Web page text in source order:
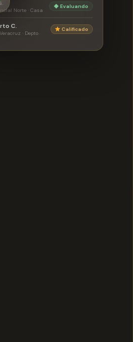
Norte · Casa
◆ Evaluando
C.
· Depto
Calificado